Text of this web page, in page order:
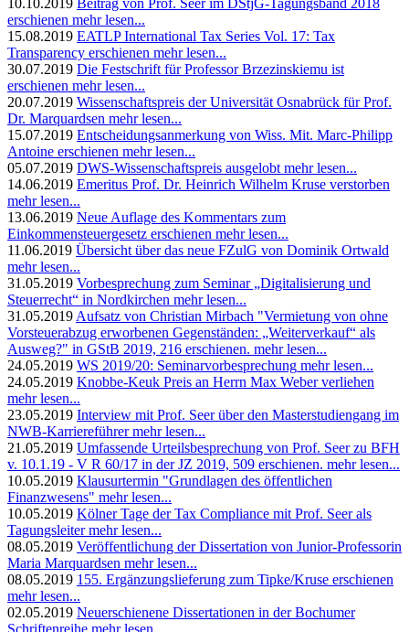
erschienen mehr lesen...
15.08.2019 EATLP International Tax Series Vol. 17: Tax
Transparency erschienen mehr lesen...
30.07.2019 Die Festschrift für Professor Brzezinskiemu ist
erschienen mehr lesen...
20.07.2019 Wissenschaftspreis der Universität Osnabrück für Prof.
Dr. Marquardsen mehr lesen...
15.07.2019 Entscheidungsanmerkung von Wiss. Mit. Marc-Philipp
Antoine erschienen mehr lesen...
05.07.2019 DWS-Wissenschaftspreis ausgelobt mehr lesen...
14.06.2019 Emeritus Prof. Dr. Heinrich Wilhelm Kruse verstorben
mehr lesen...
13.06.2019 Neue Auflage des Kommentars zum
Einkommensteuergesetz erschienen mehr lesen...
11.06.2019 Übersicht über das neue FZulG von Dominik Ortwald
mehr lesen...
31.05.2019 Vorbesprechung zum Seminar „Digitalisierung und
Steuerrecht“ in Nordkirchen mehr lesen...
31.05.2019 Aufsatz von Christian Mirbach "Vermietung von ohne
Vorsteuerabzug erworbenen Gegenständen: „Weiterverkauf“ als
Ausweg?" in GStB 2019, 216 erschienen. mehr lesen...
24.05.2019 WS 2019/20: Seminarvorbesprechung mehr lesen...
24.05.2019 Knobbe-Keuk Preis an Herrn Max Weber verliehen
mehr lesen...
23.05.2019 Interview mit Prof. Seer über den Masterstudiengang im
NWB-Karriereführer mehr lesen...
21.05.2019 Umfassende Urteilsbesprechung von Prof. Seer zu BFH
v. 10.1.19 - V R 60/17 in der JZ 2019, 509 erschienen. mehr lesen...
10.05.2019 Klausurtermin "Grundlagen des öffentlichen
Finanzwesens" mehr lesen...
10.05.2019 Kölner Tage der Tax Compliance mit Prof. Seer als
Tagungsleiter mehr lesen...
08.05.2019 Veröffentlichung der Dissertation von Junior-Professorin
Maria Marquardsen mehr lesen...
08.05.2019 155. Ergänzungslieferung zum Tipke/Kruse erschienen
mehr lesen...
02.05.2019 Neuerschienene Dissertationen in der Bochumer
Schriftenreihe mehr lesen...